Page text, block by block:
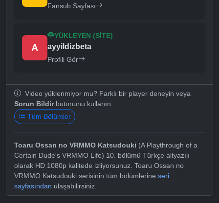
Fansub Sayfası
A
YÜKLEYEN (SITE)
ayyildizbeta
Profili Gör
Video yüklenmiyor mu? Farklı bir player deneyin veya
Sorun Bildirbutonunu kullanın.
Tüm Bölümler
Toaru Ossan no VRMMO Katsudouki (A Playthrough of a
Certain Dude's VRMMO Life) 10. bölümü Türkçe altyazılı
olarak HD 1080p kalitede izliyorsunuz. Toaru Ossan no
VRMMO Katsudouki serisinin tüm bölümlerine seri
sayfasından ulaşabilirsiniz.